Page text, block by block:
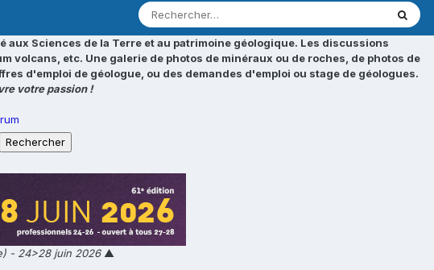
Sciences de la Terre et au patrimoine géologique. Les discussions
etc. Une galerie de photos de minéraux ou de roches, de photos de
d'emploi de géologue, ou des demandes d'emploi ou stage de géologues.
votre passion !
- 24>28 juin 2026▲